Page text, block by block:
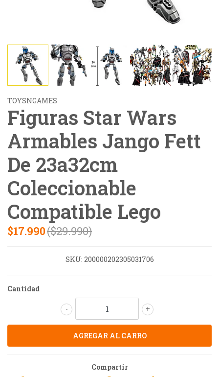
TOYSNGAMES
Figuras Star Wars
Armables Jango Fett
De 23a32cm
Coleccionable
Compatible Lego
$17.990($29.990)
SKU: 200000202305031706
Cantidad
+
-
Compartir